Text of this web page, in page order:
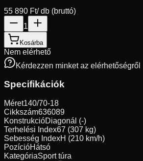
55 890 Ft/ db (bruttó)
1
Kosárba
Nem elérhető
Kérdezzen minket az elérhetőségről
Specifikációk
Méret140/70-18
Cikkszám636089
KonstrukcióDiagonál (-)
Terhelési Index67 (307 kg)
Sebesség IndexH (210 km/h)
PozícióHátsó
KategóriaSport túra